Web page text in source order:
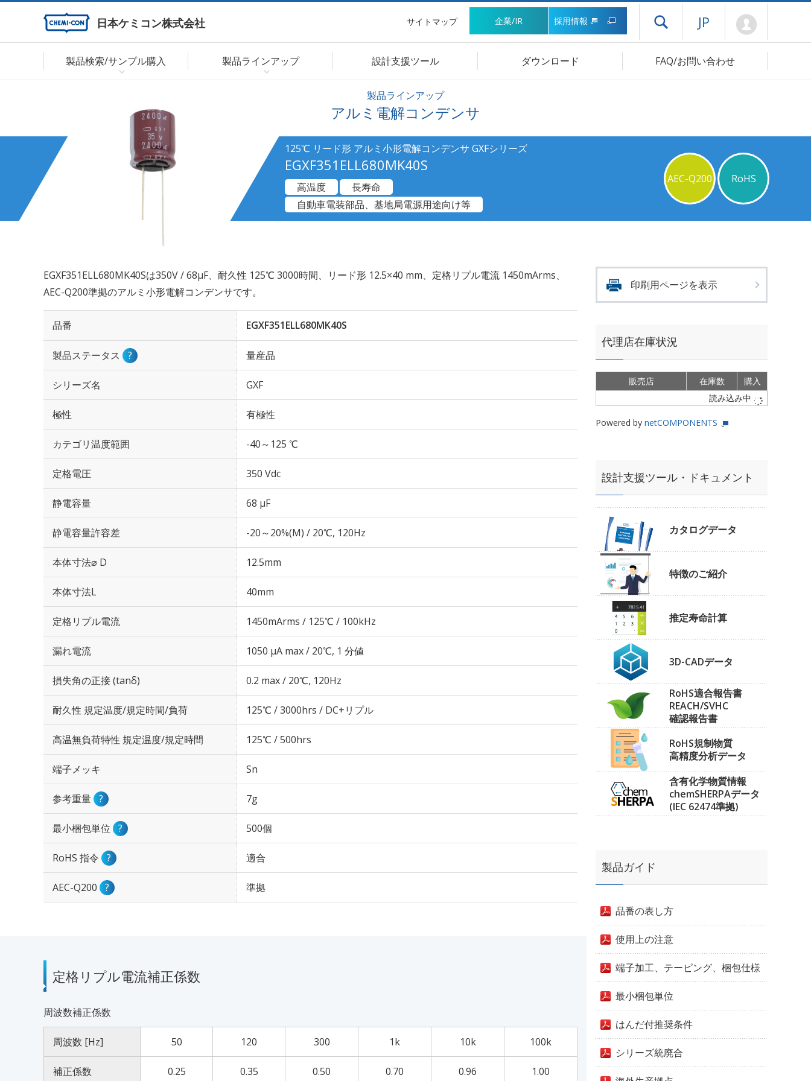
日本ケミコン株式会社 サイトマップ 企業/IR 採用情報 ドロワーメニューを開く
JP
製品検索/サンプル購入 製品ラインアップ 設計支援ツール ダウンロード FAQ/お問い合わせ
製品ラインアップ
アルミ電解コンデンサ
125℃ リード形 アルミ小形電解コンデンサ GXFシリーズ
EGXF351ELL680MK40S
AEC-Q200 RoHS
高温度
長寿命
自動車電装部品、基地局電源用途向け等
EGXF351ELL680MK40Sは350V / 68µF、耐久性 125℃ 3000時間、リード形 12.5×40 mm、定格リプル電流 1450mArms、
AEC-Q200準拠のアルミ小形電解コンデンサです。
品番 EGXF351ELL680MK40S
製品ステータス ? 量産品
シリーズ名 GXF
極性 有極性
カテゴリ温度範囲 -40～125 ℃
定格電圧 350 Vdc
静電容量 68 µF
静電容量許容差 -20～20%(M) / 20℃, 120Hz
本体寸法⌀ D 12.5mm
本体寸法L 40mm
定格リプル電流 1450mArms / 125℃ / 100kHz
漏れ電流 1050 μA max / 20℃, 1 分値
損失角の正接 (tanδ) 0.2 max / 20℃, 120Hz
耐久性 規定温度/規定時間/負荷 125℃ / 3000hrs / DC+リプル
高温無負荷特性 規定温度/規定時間 125℃ / 500hrs
端子メッキ Sn
参考重量 ? 7g
最小梱包単位 ? 500個
RoHS 指令 ? 適合
AEC-Q200 ? 準拠
定格リプル電流補正係数
周波数補正係数
周波数 [Hz] 50 120 300 1k 10k 100k
補正係数 0.25 0.35 0.50 0.70 0.96 1.00
印刷用ページを表示
代理店在庫状況
販売店 在庫数
購入
読み込み中
Powered by netCOMPONENTS
設計支援ツール・ドキュメント
カタログデータ
特徴のご紹介
推定寿命計算
3D-CADデータ
RoHS適合報告書
REACH/SVHC
確認報告書
RoHS規制物質
高精度分析データ
含有化学物質情報
chemSHERPAデータ
(IEC 62474準拠)
製品ガイド
品番の表し方
使用上の注意
端子加工、テーピング、梱包仕様
最小梱包単位
はんだ付推奨条件
シリーズ統廃合